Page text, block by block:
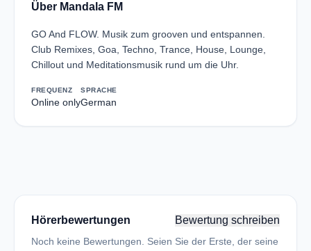
Über Mandala FM
GO And FLOW. Musik zum grooven und entspannen.
Club Remixes, Goa, Techno, Trance, House, Lounge,
Chillout und Meditationsmusik rund um die Uhr.
FREQUENZ
Online only
SPRACHE
German
Hörerbewertungen Bewertung schreiben
Noch keine Bewertungen. Seien Sie der Erste, der seine